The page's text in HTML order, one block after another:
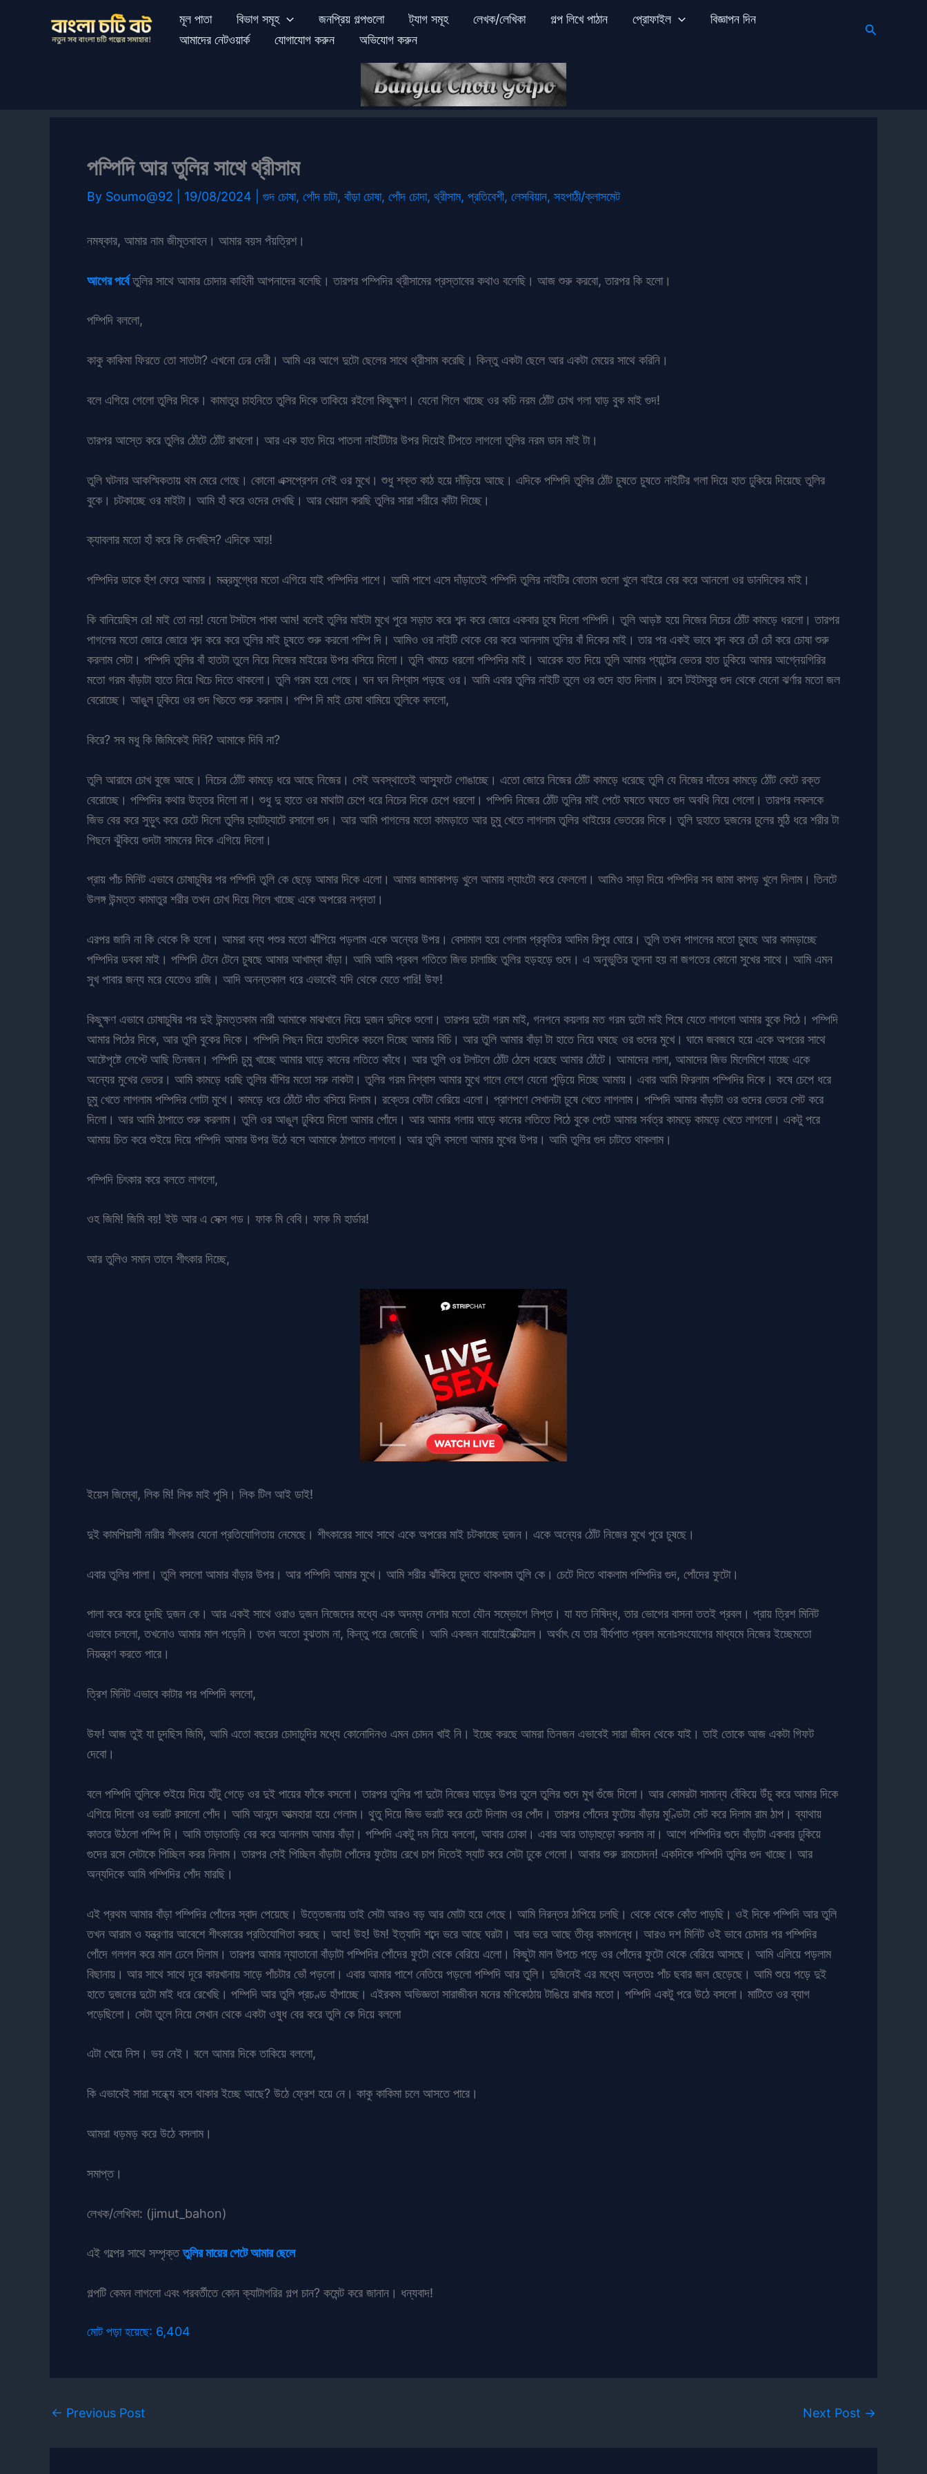
মূল পাতা বিভাগ সমূহ জনপ্রিয় গল্পগুলো ট্যাগ সমূহ লেখক/লেখিকা গল্প লিখে পাঠান প্রোফাইল
বিজ্ঞাপন দিন
আমাদের নেটওয়ার্ক
যোগাযোগ করুন অভিযোগ করুন
Search
পম্পিদি আর তুলির সাথে থ্রীসাম
By Soumo@92 19/08/2024 গুদ চোষা, পোঁদ চাটা, বাঁড়া চোষা, পোঁদ চোদা, থ্রীসাম, প্রতিবেশী, লেসবিয়ান, সহপাঠী/ক্লাসমেট
নমষ্কার, আমার নাম জীমূতবাহন। আমার বয়স পঁয়ত্রিশ।
আগের পর্বেতুলির সাথে আমার চোদার কাহিনী আপনাদের বলেছি। তারপর পম্পিদির থ্রীসামের প্রস্তাবের কথাও বলেছি। আজ শুরু করবো, তারপর কি হলো।
পম্পিদি বললো,
কাকু কাকিমা ফিরতে তো সাতটা? এখনো ঢের দেরী। আমি এর আগে দুটো ছেলের সাথে থ্রীসাম করেছি। কিন্তু একটা ছেলে আর একটা মেয়ের সাথে করিনি।
বলে এগিয়ে গেলো তুলির দিকে। কামাতুর চাহনিতে তুলির দিকে তাকিয়ে রইলো কিছুক্ষণ। যেনো গিলে খাচ্ছে ওর কচি নরম ঠোঁট চোখ গলা ঘাড় বুক মাই গুদ!
তারপর আস্তে করে তুলির ঠোঁটে ঠোঁট রাখলো। আর এক হাত দিয়ে পাতলা নাইটিটার উপর দিয়েই টিপতে লাগলো তুলির নরম ডান মাই টা।
তুলি ঘটনার আকস্মিকতায় থম মেরে গেছে। কোনো এক্সপ্রেশন নেই ওর মুখে। শুধু শক্ত কাঠ হয়ে দাঁড়িয়ে আছে। এদিকে পম্পিদি তুলির ঠোঁট চুষতে চুষতে নাইটির গলা দিয়ে হাত ঢুকিয়ে দিয়েছে তুলির
বুকে। চটকাচ্ছে ওর মাইটা। আমি হাঁ করে ওদের দেখছি। আর খেয়াল করছি তুলির সারা শরীরে কাঁটা দিচ্ছে।
ক্যাবলার মতো হাঁ করে কি দেখছিস? এদিকে আয়!
পম্পিদির ডাকে হুঁশ ফেরে আমার। মন্ত্রমুগ্ধের মতো এগিয়ে যাই পম্পিদির পাশে। আমি পাশে এসে দাঁড়াতেই পম্পিদি তুলির নাইটির বোতাম গুলো খুলে বাইরে বের করে আনলো ওর ডানদিকের মাই।
কি বানিয়েছিস রে! মাই তো নয়! যেনো টসটসে পাকা আম! বলেই তুলির মাইটা মুখে পুরে সড়াত করে শব্দ করে জোরে একবার চুষে দিলো পম্পিদি। তুলি আড়ষ্ট হয়ে নিজের নিচের ঠোঁট কামড়ে ধরলো। তারপর
পাগলের মতো জোরে জোরে শব্দ করে করে তুলির মাই চুষতে শুরু করলো পম্পি দি। আমিও ওর নাইটি থেকে বের করে আনলাম তুলির বাঁ দিকের মাই। তার পর একই ভাবে শব্দ করে চোঁ চোঁ করে চোষা শুরু
করলাম সেটা। পম্পিদি তুলির বাঁ হাতটা তুলে নিয়ে নিজের মাইয়ের উপর বসিয়ে দিলো। তুলি খামচে ধরলো পম্পিদির মাই। আরেক হাত দিয়ে তুলি আমার প্যান্টের ভেতর হাত ঢুকিয়ে আমার আগ্নেয়গিরির
মতো গরম বাঁড়াটা হাতে নিয়ে খিচে দিতে থাকলো। তুলি গরম হয়ে গেছে। ঘন ঘন নিশ্বাস পড়ছে ওর। আমি এবার তুলির নাইটি তুলে ওর গুদে হাত দিলাম। রসে টইটম্বুর গুদ থেকে যেনো ঝর্ণার মতো জল
বেরোচ্ছে। আঙুল ঢুকিয়ে ওর গুদ খিচতে শুরু করলাম। পম্পি দি মাই চোষা থামিয়ে তুলিকে বললো,
কিরে? সব মধু কি জিমিকেই দিবি? আমাকে দিবি না?
তুলি আরামে চোখ বুজে আছে। নিচের ঠোঁট কামড়ে ধরে আছে নিজের। সেই অবস্থাতেই আস্ফুটে গোঙাচ্ছে। এতো জোরে নিজের ঠোঁট কামড়ে ধরেছে তুলি যে নিজের দাঁতের কামড়ে ঠোঁট কেটে রক্ত
বেরোচ্ছে। পম্পিদির কথার উত্তর দিলো না। শুধু দু হাতে ওর মাথাটা চেপে ধরে নিচের দিকে চেপে ধরলো। পম্পিদি নিজের ঠোঁট তুলির মাই পেটে ঘষতে ঘষতে গুদ অবধি নিয়ে গেলো। তারপর লকলকে
জিভ বের করে সুড়ুৎ করে চেটে দিলো তুলির চ্যাটচ্যাটে রসালো গুদ। আর আমি পাগলের মতো কামড়াতে আর চুমু খেতে লাগলাম তুলির থাইয়ের ভেতরের দিকে। তুলি দুহাতে দুজনের চুলের মুঠি ধরে শরীর টা
পিছনে ঝুঁকিয়ে গুদটা সামনের দিকে এগিয়ে দিলো।
প্রায় পাঁচ মিনিট এভাবে চোষাচুষির পর পম্পিদি তুলি কে ছেড়ে আমার দিকে এলো। আমার জামাকাপড় খুলে আমায় ল্যাংটো করে ফেললো। আমিও সাড়া দিয়ে পম্পিদির সব জামা কাপড় খুলে দিলাম। তিনটে
উলঙ্গ উন্মত্ত কামাতুর শরীর তখন চোখ দিয়ে গিলে খাচ্ছে একে অপরের নগ্নতা।
এরপর জানি না কি থেকে কি হলো। আমরা বন্য পশুর মতো ঝাঁপিয়ে পড়লাম একে অন্যের উপর। বেসামাল হয়ে গেলাম প্রকৃতির আদিম রিপুর ঘোরে। তুলি তখন পাগলের মতো চুষছে আর কামড়াচ্ছে
পম্পিদির ডবকা মাই। পম্পিদি টেনে টেনে চুষছে আমার আখাম্বা বাঁড়া। আমি আমি প্রবল গতিতে জিভ চালাচ্ছি তুলির হড়হড়ে গুদে। এ অনুভুতির তুলনা হয় না জগতের কোনো সুখের সাথে। আমি এমন
সুখ পাবার জন্য মরে যেতেও রাজি। আদি অনন্তকাল ধরে এভাবেই যদি থেকে যেতে পারি! উফ!
কিছুক্ষণ এভাবে চোষাচুষির পর দুই উন্মত্তকাম নারী আমাকে মাঝখানে নিয়ে দুজন দুদিকে শুলো। তারপর দুটো গরম মাই, গনগনে কয়লার মত গরম দুটো মাই পিষে যেতে লাগলো আমার বুকে পিঠে। পম্পিদি
আমার পিঠের দিকে, আর তুলি বুকের দিকে। পম্পিদি পিছন দিয়ে হাতদিকে কচলে দিচ্ছে আমার বিচি। আর তুলি আমার বাঁড়া টা হাতে নিয়ে ঘষছে ওর গুদের মুখে। ঘামে জবজবে হয়ে একে অপরের সাথে
আষ্টেপৃষ্টে লেপ্টে আছি তিনজন। পম্পিদি চুমু খাচ্ছে আমার ঘাড়ে কানের লতিতে কাঁধে। আর তুলি ওর টলটলে ঠোঁট ঠেসে ধরেছে আমার ঠোঁটে। আমাদের লালা, আমাদের জিভ মিলেমিশে যাচ্ছে একে
অন্যের মুখের ভেতর। আমি কামড়ে ধরছি তুলির বাঁশির মতো সরু নাকটা। তুলির গরম নিশ্বাস আমার মুখে গালে লেগে যেনো পুড়িয়ে দিচ্ছে আমায়। এবার আমি ফিরলাম পম্পিদির দিকে। কষে চেপে ধরে
চুমু খেতে লাগলাম পম্পিদির গোটা মুখে। কামড়ে ধরে ঠোঁটে দাঁত বসিয়ে দিলাম। রক্তের ফোঁটা বেরিয়ে এলো। প্রাণপণে সেখানটা চুষে খেতে লাগলাম। পম্পিদি আমার বাঁড়াটা ওর গুদের ভেতর সেট করে
দিলো। আর আমি ঠাপাতে শুরু করলাম। তুলি ওর আঙুল ঢুকিয়ে দিলো আমার পোঁদে। আর আমার গলায় ঘাড়ে কানের লতিতে পিঠে বুকে পেটে আমার সর্বত্র কামড়ে কামড়ে খেতে লাগলো। একটু পরে
আমায় চিত করে শুইয়ে দিয়ে পম্পিদি আমার উপর উঠে বসে আমাকে ঠাপাতে লাগলো। আর তুলি বসলো আমার মুখের উপর। আমি তুলির গুদ চাটতে থাকলাম।
পম্পিদি চিৎকার করে বলতে লাগলো,
ওহ জিমি! জিমি বয়! ইউ আর এ সেক্স গড। ফাক মি বেবি। ফাক মি হার্ডার!
আর তুলিও সমান তালে শীৎকার দিচ্ছে,
ইয়েস জিম্বো, লিক মি! লিক মাই পুসি। লিক টিল আই ডাই!
দুই কামপিয়াসী নারীর শীৎকার যেনো প্রতিযোগিতায় নেমেছে। শীৎকারের সাথে সাথে একে অপরের মাই চটকাচ্ছে দুজন। একে অন্যের ঠোঁট নিজের মুখে পুরে চুষছে।
এবার তুলির পালা। তুলি বসলো আমার বাঁড়ার উপর। আর পম্পিদি আমার মুখে। আমি শরীর ঝাঁকিয়ে চুদতে থাকলাম তুলি কে। চেটে দিতে থাকলাম পম্পিদির গুদ, পোঁদের ফুটো।
পালা করে করে চুদছি দুজন কে। আর একই সাথে ওরাও দুজন নিজেদের মধ্যে এক অদম্য নেশার মতো যৌন সম্ভোগে লিপ্ত। যা যত নিষিদ্ধ, তার ভোগের বাসনা ততই প্রবল। প্রায় ত্রিশ মিনিট
এভাবে চললো, তখনোও আমার মাল পড়েনি। তখন অতো বুঝতাম না, কিন্তু পরে জেনেছি। আমি একজন বায়োইরেক্টিয়াল। অর্থাৎ যে তার বীর্যপাত প্রবল মনোঃসংযোগের মাধ্যমে নিজের ইচ্ছেমতো
নিয়ন্ত্রণ করতে পারে।
ত্রিশ মিনিট এভাবে কাটার পর পম্পিদি বললো,
উফ! আজ তুই যা চুদছিস জিমি, আমি এতো বছরের চোদাচুদির মধ্যে কোনোদিনও এমন চোদন খাই নি। ইচ্ছে করছে আমরা তিনজন এভাবেই সারা জীবন থেকে যাই। তাই তোকে আজ একটা গিফট
দেবো।
বলে পম্পিদি তুলিকে শুইয়ে দিয়ে হাঁটু গেড়ে ওর দুই পায়ের ফাঁকে বসলো। তারপর তুলির পা দুটো নিজের ঘাড়ের উপর তুলে তুলির গুদে মুখ গুঁজে দিলো। আর কোমরটা সামান্য বেঁকিয়ে উঁচু করে আমার দিকে
এগিয়ে দিলো ওর ভরাট রসালো পোঁদ। আমি আনন্দে আত্মহারা হয়ে গেলাম। থুতু দিয়ে জিভ ভরাট করে চেটে দিলাম ওর পোঁদ। তারপর পোঁদের ফুটোয় বাঁড়ার মুণ্ডিটা সেট করে দিলাম রাম ঠাপ। ব্যাথায়
কাতরে উঠলো পম্পি দি। আমি তাড়াতাড়ি বের করে আনলাম আমার বাঁড়া। পম্পিদি একটু দম নিয়ে বললো, আবার ঢোকা। এবার আর তাড়াহুড়ো করলাম না। আগে পম্পিদির গুদে বাঁড়াটা একবার ঢুকিয়ে
গুদের রসে সেটাকে পিচ্ছিল করর নিলাম। তারপর সেই পিচ্ছিল বাঁড়াটা পোঁদের ফুটোয় রেখে চাপ দিতেই স্যাট করে সেটা ঢুকে গেলো। আবার শুরু রামচোদন! একদিকে পম্পিদি তুলির গুদ খাচ্ছে। আর
অন্যদিকে আমি পম্পিদির পোঁদ মারছি।
এই প্রথম আমার বাঁড়া পম্পিদির পোঁদের স্বাদ পেয়েছে। উত্তেজনায় তাই সেটা আরও বড় আর মোটা হয়ে গেছে। আমি নিরন্তর ঠাপিয়ে চলছি। থেকে থেকে কোঁত পাড়ছি। ওই দিকে পম্পিদি আর তুলি
তখন আরাম ও যন্ত্রণার আবেশে শীৎকারের প্রতিযোগিতা করছে। আহ! উহ! উম! ইত্যাদি শব্দে ভরে আছে ঘরটা। আর ভরে আছে তীব্র কামগন্ধে। আরও দশ মিনিট ওই ভাবে চোদার পর পম্পিদির
পোঁদে গলগল করে মাল ঢেলে দিলাম। তারপর আমার ন্যাতানো বাঁড়াটা পম্পিদির পোঁদের ফুটো থেকে বেরিয়ে এলো। কিছুটা মাল উপচে পড়ে ওর পোঁদের ফুটো থেকে বেরিয়ে আসছে। আমি এলিয়ে পড়লাম
বিছানায়। আর সাথে সাথে দূরে কারখানায় সাড়ে পাঁচটার ভোঁ পড়লো। এবার আমার পাশে নেতিয়ে পড়লো পম্পিদি আর তুলি। দুজিনেই এর মধ্যে অন্ততঃ পাঁচ ছবার জল ছেড়েছে। আমি শুয়ে পড়ে দুই
হাতে দুজনের দুটো মাই ধরে রেখেছি। পম্পিদি আর তুলি প্রচণ্ড হাঁপাচ্ছে। এইরকম অভিজ্ঞতা সারাজীবন মনের মণিকোঠায় টাঙিয়ে রাখার মতো। পম্পিদি একটু পরে উঠে বসলো। মাটিতে ওর ব্যাগ
পড়েছিলো। সেটা তুলে নিয়ে সেখান থেকে একটা ওষুধ বের করে তুলি কে দিয়ে বললো
এটা খেয়ে নিস। ভয় নেই। বলে আমার দিকে তাকিয়ে বললো,
কি এভাবেই সারা সন্ধ্যে বসে থাকার ইচ্ছে আছে? উঠে ফ্রেশ হয়ে নে। কাকু কাকিমা চলে আসতে পারে।
আমরা ধড়মড় করে উঠে বসলাম।
সমাপ্ত।
লেখক/লেখিকা: (jimut_bahon)
এই গল্পের সাথে সম্পৃক্ততুলির মায়ের পেটে আমার ছেলে
গল্পটি কেমন লাগলো এবং পরবর্তীতে কোন ক্যাটাগরির গল্প চান? কমেন্ট করে জানান। ধন্যবাদ!
মোট পড়া হয়েছে: 6,404
← Previous Post Next Post →